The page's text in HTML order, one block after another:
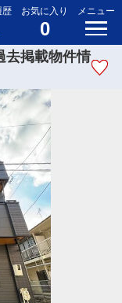
歴 お気に入り
0
メニュー
去掲載物件情